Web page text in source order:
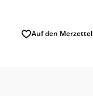
Auf den Merzettel